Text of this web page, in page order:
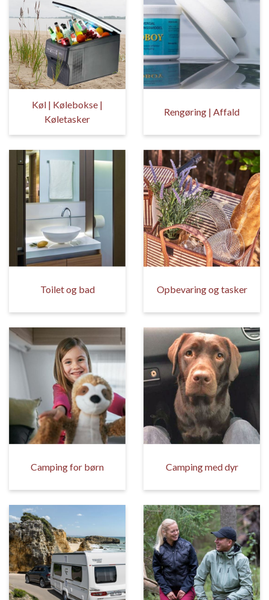
Køl | Kølebokse |
Køletasker
Rengøring | Affald
Toilet og bad Opbevaring og tasker
Camping for børn Camping med dyr